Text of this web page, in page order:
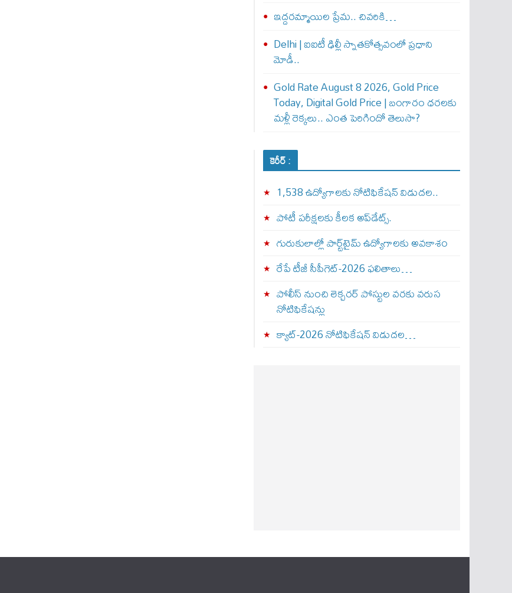
ఇద్దరమ్మాయిల ప్రేమ.. చివరికి…
Delhi | ఐఐటీ ఢిల్లీ స్నాతకోత్సవంలో ప్రధాని
మోడీ..
Gold Rate August 8 2026, Gold Price
Today, Digital Gold Price | బంగారం ధరలకు
మళ్లీ రెక్కలు.. ఎంత పెరిగిందో తెలుసా?
కెరీర్ :
1,538 ఉద్యోగాలకు నోటిఫికేషన్ విడుదల..
పోటీ పరీక్షలకు కీలక అప్‌డేట్స్.
గురుకులాల్లో పార్ట్‌టైమ్ ఉద్యోగాలకు అవకాశం
రేపే టీజీ సీపీగెట్‌-2026 ఫలితాలు…
పోలీస్ నుంచి లెక్చరర్ పోస్టుల వరకు వరుస
నోటిఫికేషన్లు
క్యాట్-2026 నోటిఫికేషన్ విడుదల…